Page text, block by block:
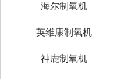
海尔制氧机
英维康制氧机
神鹿制氧机